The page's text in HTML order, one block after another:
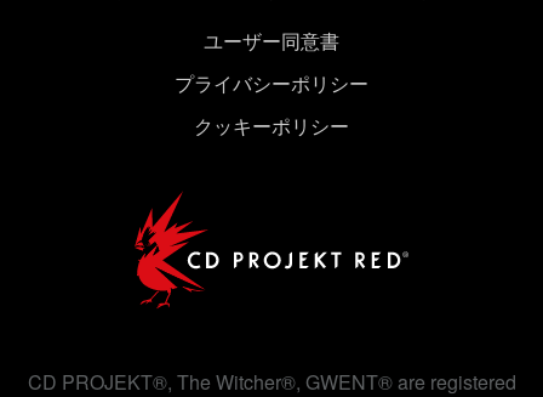
ユーザー同意書
プライバシーポリシー
クッキーポリシー
CD PROJEKT®, The Witcher®, GWENT® are registered